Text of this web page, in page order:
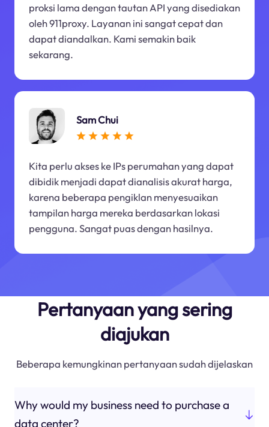
proksi lama dengan tautan API yang disediakan
oleh 911proxy. Layanan ini sangat cepat dan
dapat diandalkan. Kami semakin baik
sekarang.
Sam Chui
Kita perlu akses ke IPs perumahan yang dapat
dibidik menjadi dapat dianalisis akurat harga,
karena beberapa pengiklan menyesuaikan
tampilan harga mereka berdasarkan lokasi
pengguna. Sangat puas dengan hasilnya.
Pertanyaan yang sering
diajukan
Beberapa kemungkinan pertanyaan sudah dijelaskan
Why would my business need to purchase a
data center?